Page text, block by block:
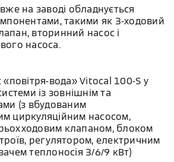
на заводі обладнується
такими як 3-ходовий
вторинний насос і
насоса.
вода» Vitocal 100-S у
із зовнішнім та
(з вбудованим
циркуляційним насосом,
клапаном, блоком
регулятором, електричним
теплоносія 3/6/9 кВт)